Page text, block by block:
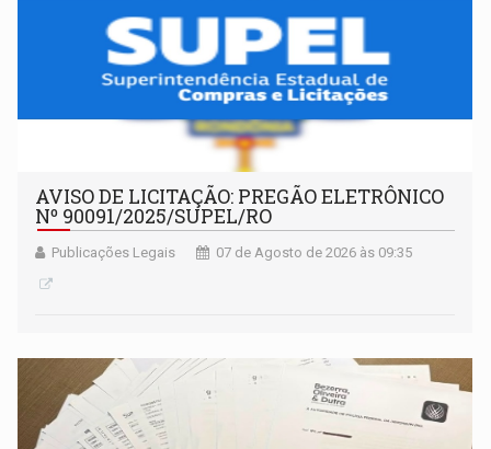
AVISO DE LICITAÇÃO: PREGÃO ELETRÔNICO
Nº 90091/2025/SUPEL/RO
Publicações Legais 07 de Agosto de 2026 às 09:35